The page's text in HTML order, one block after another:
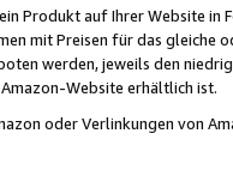
Produkt auf Ihrer Website
mit Preisen für das
werden, jeweils den
Website erhältlich ist.
oder Verlinkungen von